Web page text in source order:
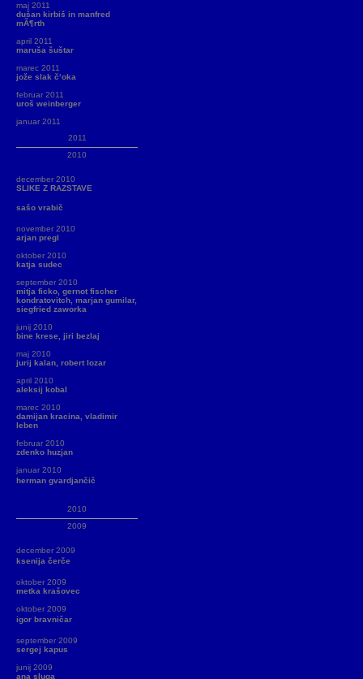
maj 2011
dušan kirbiš in manfred
mÃ¶rth
april 2011
maruša šuštar
marec 2011
jože slak č‘oka
februar 2011
uroš weinberger
januar 2011
2011
2010
december 2010
SLIKE Z RAZSTAVE
sašo vrabič
november 2010
arjan pregl
oktober 2010
katja sudec
september 2010
mitja ficko, gernot fischer
kondratovitch, marjan gumilar,
siegfried zaworka
junij 2010
bine krese, jiri bezlaj
maj 2010
jurij kalan, robert lozar
april 2010
aleksij kobal
marec 2010
damijan kracina, vladimir
leben
februar 2010
zdenko huzjan
januar 2010
herman gvardjančič
2010
2009
december 2009
ksenija čerče
oktober 2009
metka krašovec
oktober 2009
igor bravničar
september 2009
sergej kapus
junij 2009
ana sluga